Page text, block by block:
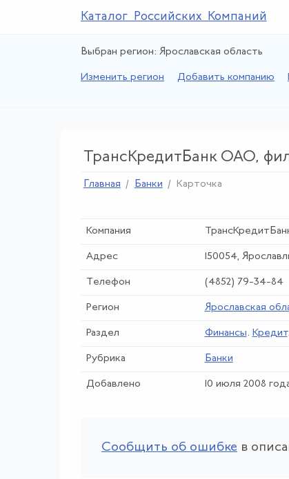
Каталог Российских Компаний
Выбран регион: Ярославская область
Изменить регион Добавить компанию
ТрансКредитБанк ОАО,
Главная Банки Карточка
Компания
Адрес 150054,
Телефон (4852) 79-34-84
Регион Ярославская
Раздел Финансы. Кредит.
Рубрика Банки
Добавлено 10 июля 2008
Сообщить об ошибке в